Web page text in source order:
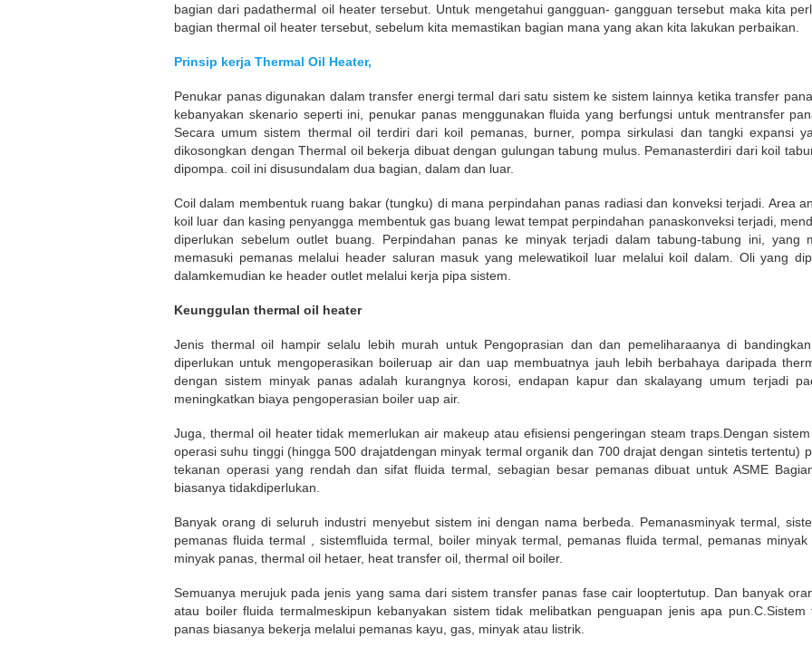
bagian dari padathermal oil heater tersebut. Untuk mengetahui gangguan- gangguan tersebut maka kita
bagian thermal oil heater tersebut, sebelum kita memastikan bagian mana yang akan kita lakukan perbaikan.
Prinsip kerja Thermal Oil Heater,
Penukar panas digunakan dalam transfer energi termal dari satu sistem ke sistem lainnya ketika transfer
kebanyakan skenario seperti ini, penukar panas menggunakan fluida yang berfungsi untuk mentransfer
Secara umum sistem thermal oil terdiri dari koil pemanas, burner, pompa sirkulasi dan tangki expansi
dikosongkan dengan Thermal oil bekerja dibuat dengan gulungan tabung mulus. Pemanasterdiri dari koil
dipompa. coil ini disusundalam dua bagian, dalam dan luar.
Coil dalam membentuk ruang bakar (tungku) di mana perpindahan panas radiasi dan konveksi terjadi. Area
koil luar dan kasing penyangga membentuk gas buang lewat tempat perpindahan panaskonveksi terjadi,
diperlukan sebelum outlet buang. Perpindahan panas ke minyak terjadi dalam tabung-tabung ini, yang
memasuki pemanas melalui header saluran masuk yang melewatikoil luar melalui koil dalam. Oli yang
dalamkemudian ke header outlet melalui kerja pipa sistem.
Keunggulan thermal oil heater
Jenis thermal oil hampir selalu lebih murah untuk Pengoprasian dan dan pemeliharaanya di
diperlukan untuk mengoperasikan boileruap air dan uap membuatnya jauh lebih berbahaya daripada
dengan sistem minyak panas adalah kurangnya korosi, endapan kapur dan skalayang umum terjadi
meningkatkan biaya pengoperasian boiler uap air.
Juga, thermal oil heater tidak memerlukan air makeup atau efisiensi pengeringan steam traps.Dengan
operasi suhu tinggi (hingga 500 drajatdengan minyak termal organik dan 700 drajat dengan sintetis tertentu)
tekanan operasi yang rendah dan sifat fluida termal, sebagian besar pemanas dibuat untuk ASME
biasanya tidakdiperlukan.
Banyak orang di seluruh industri menyebut sistem ini dengan nama berbeda. Pemanasminyak termal,
pemanas fluida termal , sistemfluida termal, boiler minyak termal, pemanas fluida termal, pemanas
minyak panas, thermal oil hetaer, heat transfer oil, thermal oil boiler.
Semuanya merujuk pada jenis yang sama dari sistem transfer panas fase cair looptertutup. Dan banyak
atau boiler fluida termalmeskipun kebanyakan sistem tidak melibatkan penguapan jenis apa
panas biasanya bekerja melalui pemanas kayu, gas, minyak atau listrik.